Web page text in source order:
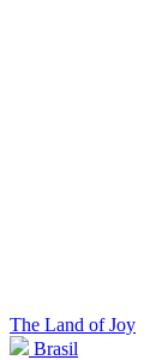
The Land of Joy
Brasil